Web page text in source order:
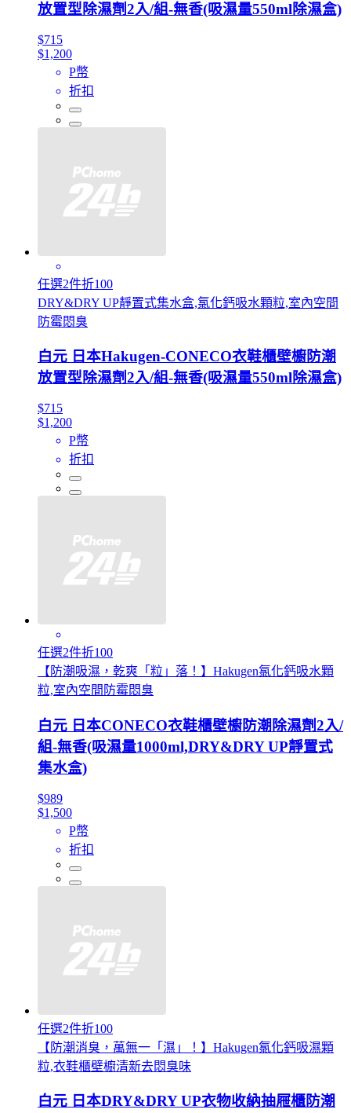
放置型除濕劑2入/組-無香(吸濕量550ml除濕盒)
$715
$1,200
P幣
折扣
任選2件折100
DRY&DRY UP靜置式集水盒,氯化鈣吸水顆粒,室內空間
防霉悶臭
白元 日本Hakugen-CONECO衣鞋櫃壁櫥防潮
放置型除濕劑2入/組-無香(吸濕量550ml除濕盒)
$715
$1,200
P幣
折扣
任選2件折100
【防潮吸濕，乾爽「粒」落！】Hakugen氯化鈣吸水顆
粒,室內空間防霉悶臭
白元 日本CONECO衣鞋櫃壁櫥防潮除濕劑2入/
組-無香(吸濕量1000ml,DRY&DRY UP靜置式
集水盒)
$989
$1,500
P幣
折扣
任選2件折100
【防潮消臭，萬無一「濕」！】Hakugen氯化鈣吸濕顆
粒,衣鞋櫃壁櫥清新去悶臭味
白元 日本DRY&DRY UP衣物收納抽屜櫃防潮